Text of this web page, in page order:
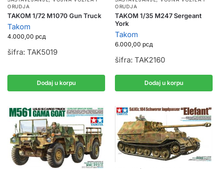
ORUDJA
TAKOM 1/72 M1070 Gun Truck
Takom
4.000,00 рсд
šifra: TAK5019
Dodaj u korpu
ORUDJA
TAKOM 1/35 M247 Sergeant
York
Takom
6.000,00 рсд
šifra: TAK2160
Dodaj u korpu